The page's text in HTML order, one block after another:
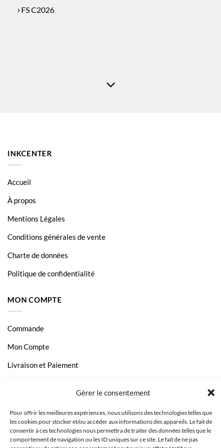
Gérer le consentement
Pour offrir les meilleures expériences, nous utilisons des technologies telles que
les cookies pour stocker et/ou accéder aux informations des appareils. Le fait de
consentir à ces technologies nous permettra de traiter des données telles que le
comportement de navigation ou les ID uniques sur ce site. Le fait de ne pas
FS C2026
INKCENTER
Accueil
À propos
Mentions Légales
Conditions générales de vente
Charte de données
Politique de confidentialité
MON COMPTE
Commande
Mon Compte
Livraison et Paiement